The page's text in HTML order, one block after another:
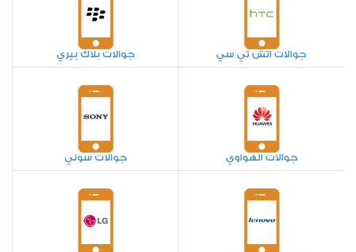
جوالات اتش تي سي جوالات بلاك بيري
جوالات الهواوي جوالات سوني